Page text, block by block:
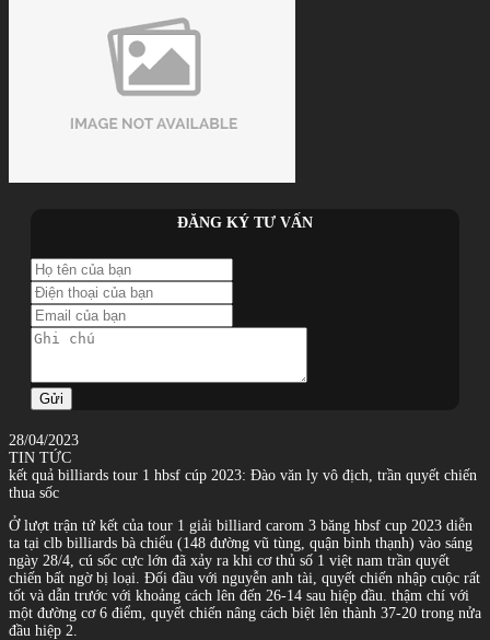
ĐĂNG KÝ TƯ VẤN
Gửi
28/04/2023
TIN TỨC
kết quả billiards tour 1 hbsf cúp 2023: Đào văn ly vô địch, trần quyết chiến
thua sốc
Ở lượt trận tứ kết của tour 1 giải billiard carom 3 băng hbsf cup 2023 diễn
ta tại clb billiards bà chiểu (148 đường vũ tùng, quận bình thạnh) vào sáng
ngày 28/4, cú sốc cực lớn đã xảy ra khi cơ thủ số 1 việt nam trần quyết
chiến bất ngờ bị loại. Đối đầu với nguyễn anh tài, quyết chiến nhập cuộc rất
tốt và dẫn trước với khoảng cách lên đến 26-14 sau hiệp đầu. thậm chí với
một đường cơ 6 điểm, quyết chiến nâng cách biệt lên thành 37-20 trong nửa
đầu hiệp 2.